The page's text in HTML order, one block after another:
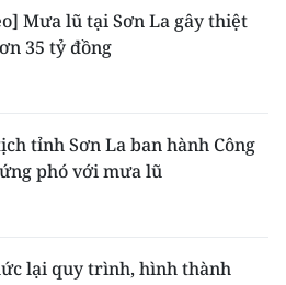
Mưa lũ tại Sơn La gây thiệt
35 tỷ đồng
tỉnh Sơn La ban hành Công
phó với mưa lũ
lại quy trình, hình thành